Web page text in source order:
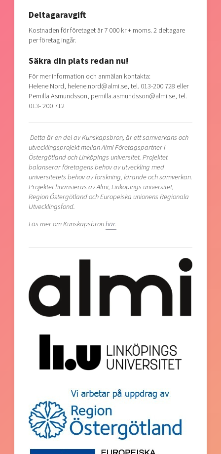
Deltagaravgift
Kostnaden för företaget är 7 000 kr + moms. 2 deltagare
per företag ingår.
Säkra din plats redan nu!
För mer information och anmälan kontakta:
Helene Nord, helene.nord@almi.se, tel. 013-200 728 eller
Pernilla Asmundsson, pernilla.asmundsson@almi.se, tel.
013- 200 712
Detta är en del av Kunskapsbron, är ett samverkans och
utvecklingsprojekt mellan Almi Företagspartner i
Östergötland och Linköpings universitet. Projektet
balanserar företagens behov av utveckling med
universitetets behov av forskning, lärande och samverkan.
Projektet finansieras av Almi, Linköpings universitet,
Region Östergötland och Europeiska unionens Regionala
Utvecklingsfond.
Läs mer om Kunskapsbronhär.